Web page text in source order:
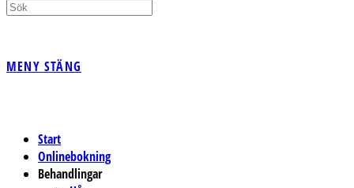
MENY STÄNG
Start
Onlinebokning
Behandlingar